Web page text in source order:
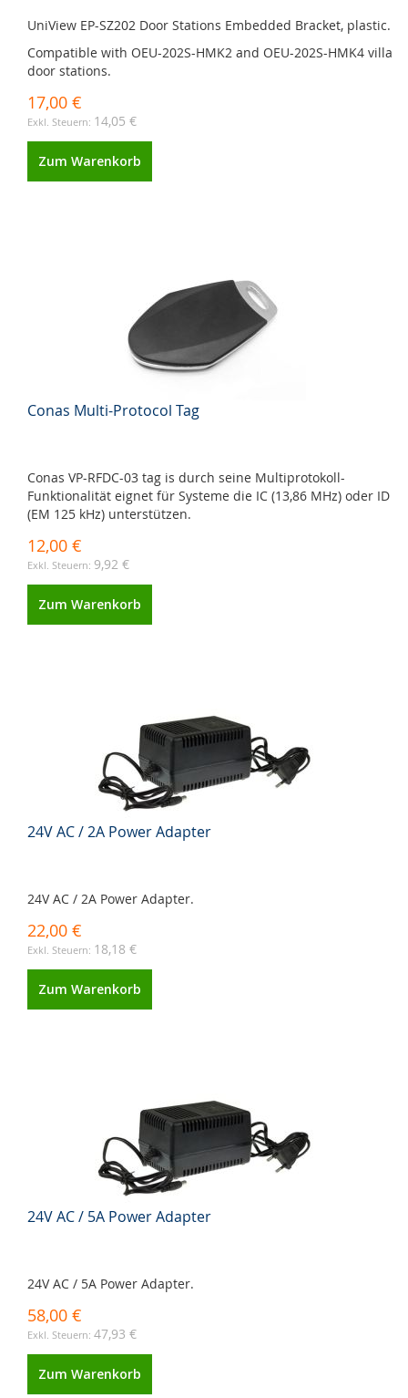
UniView EP-SZ202 Door Stations Embedded Bracket, plastic.
Compatible with OEU-202S-HMK2 and OEU-202S-HMK4 villa
door stations.
17,00 €
14,05 €
Zum Warenkorb
Conas Multi-Protocol Tag
Conas VP-RFDC-03 tag is durch seine Multiprotokoll-
Funktionalität eignet für Systeme die IC (13,86 MHz) oder ID
(EM 125 kHz) unterstützen.
12,00 €
9,92 €
Zum Warenkorb
24V AC / 2A Power Adapter
24V AC / 2A Power Adapter.
22,00 €
18,18 €
Zum Warenkorb
24V AC / 5A Power Adapter
24V AC / 5A Power Adapter.
58,00 €
47,93 €
Zum Warenkorb